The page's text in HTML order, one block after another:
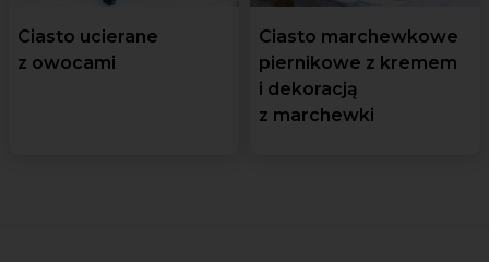
Ciasto ucierane
z owocami
Ciasto marchewkowe
piernikowe z kremem
i dekoracją
z marchewki